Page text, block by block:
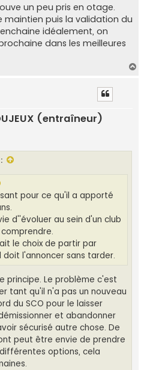
un peu pris en otage.
puis la validation du
idéalement, on
dans les meilleures
(entraîneur)
pour ce qu'il a apporté
d''évoluer au sein d'un club
le choix de partir par
l'annoncer sans tarder.
principe. Le problème c'est
tant qu'il n'a pas un nouveau
du SCO pour le laisser
et abandonner
sécurisé autre chose. De
peut être envie de prendre
options, cela